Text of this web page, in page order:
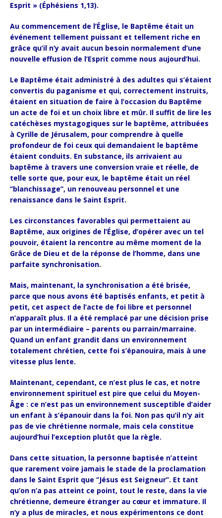
Esprit » (Éphésiens 1,13).
Au commencement de l’Église, le Baptême était un
événement tellement puissant et tellement riche en
grâce qu’il n’y avait aucun besoin normalement d’une
nouvelle effusion de l’Esprit comme nous aujourd’hui.
Le Baptême était administré à des adultes qui s’étaient
convertis du paganisme et qui, correctement instruits,
étaient en situation de faire à l’occasion du Baptême
un acte de foi et un choix libre et mûr. Il suffit de lire les
catéchèses mystagogiques sur le baptême, attribuées
à Cyrille de Jérusalem, pour comprendre à quelle
profondeur de foi ceux qui demandaient le baptême
étaient conduits. En substance, ils arrivaient au
baptême à travers une conversion vraie et réelle, de
telle sorte que, pour eux, le baptême était un réel
‘’blanchissage’’, un renouveau personnel et une
renaissance dans le Saint Esprit.
Les circonstances favorables qui permettaient au
Baptême, aux origines de l’Église, d’opérer avec un tel
pouvoir, étaient la rencontre au même moment de la
Grâce de Dieu et de la réponse de l’homme, dans une
parfaite synchronisation.
Mais, maintenant, la synchronisation a été brisée,
parce que nous avons été baptisés enfants, et petit à
petit, cet aspect de l’acte de foi libre et personnel
n’apparaît plus. Il a été remplacé par une décision prise
par un intermédiaire – parents ou parrain/marraine.
Quand un enfant grandit dans un environnement
totalement chrétien, cette foi s’épanouira, mais à une
vitesse plus lente.
Maintenant, cependant, ce n’est plus le cas, et notre
environnement spirituel est pire que celui du Moyen-
Âge : ce n’est pas un environnement susceptible d’aider
un enfant à s’épanouir dans la foi. Non pas qu’il n’y ait
pas de vie chrétienne normale, mais cela constitue
aujourd’hui l’exception plutôt que la règle.
Dans cette situation, la personne baptisée n’atteint
que rarement voire jamais le stade de la proclamation
dans le Saint Esprit que ‘’Jésus est Seigneur’’. Et tant
qu’on n’a pas atteint ce point, tout le reste, dans la vie
chrétienne, demeure étranger au cœur et immature. Il
n’y a plus de miracles, et nous expérimentons ce dont